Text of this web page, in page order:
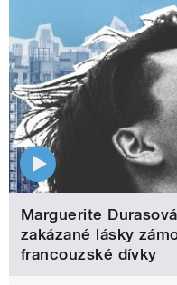
Marguerite
zakázané lásky
francouzské dívky